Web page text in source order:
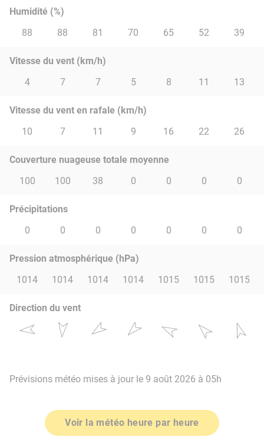
Humidité (%)
88
88 81 70 65 52 39
Vitesse du vent (km/h)
4
7 7 5 8 11 13
Vitesse du vent en rafale (km/h)
10
7 11 9 16 22 26
Couverture nuageuse totale moyenne
100
100 38 0 0 0 0
Précipitations
0
0 0 0 0 0 0
Pression atmosphérique (hPa)
1014
1014 1014 1014 1015 1015 1015
Direction du vent
Prévisions météo mises à jour le 9 août 2026 à 05h
Voir la météo heure par heure